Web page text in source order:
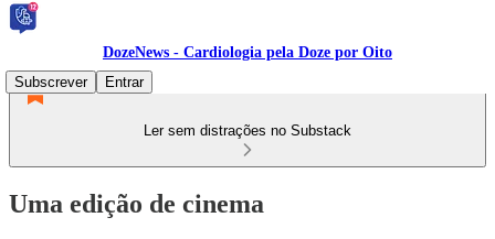
DozeNews - Cardiologia pela Doze por Oito
Subscrever
Entrar
Ler sem distrações no Substack
Uma edição de cinema